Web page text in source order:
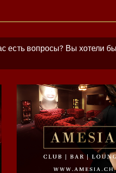
есть вопросы? Вы хотели